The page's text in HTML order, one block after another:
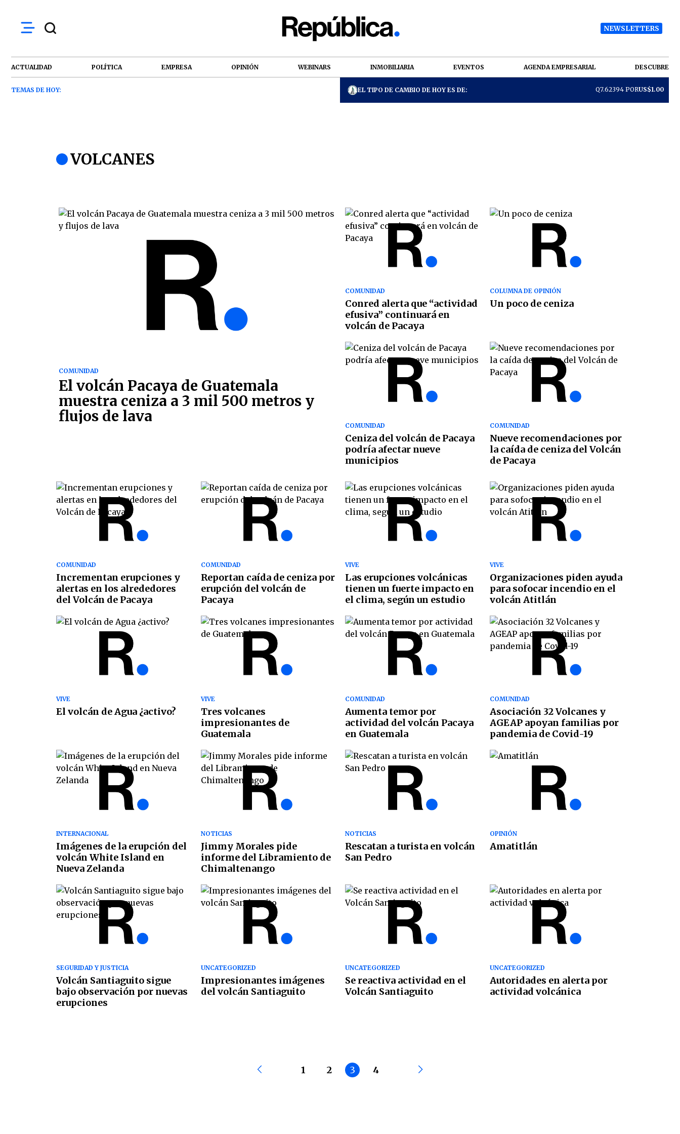
NEWSLETTERS
ACTUALIDAD POLÍTICA EMPRESA OPINIÓN WEBINARS INMOBILIARIA EVENTOS AGENDA EMPRESARIAL DESCUBRE
TEMAS DE HOY: EL TIPO DE CAMBIO DE HOY ES DE: Q7.62394 PORUS$1.00
VOLCANES
COMUNIDAD
El volcán Pacaya de Guatemala
muestra ceniza a 3 mil 500 metros y
flujos de lava
COMUNIDAD
Conred alerta que “actividad
efusiva” continuará en
volcán de Pacaya
COLUMNA DE OPINIÓN
Un poco de ceniza
COMUNIDAD
Ceniza del volcán de Pacaya
podría afectar nueve
municipios
COMUNIDAD
Nueve recomendaciones por
la caída de ceniza del Volcán
de Pacaya
COMUNIDAD
Incrementan erupciones y
alertas en los alrededores
del Volcán de Pacaya
COMUNIDAD
Reportan caída de ceniza por
erupción del volcán de
Pacaya
VIVE
Las erupciones volcánicas
tienen un fuerte impacto en
el clima, según un estudio
VIVE
Organizaciones piden ayuda
para sofocar incendio en el
volcán Atitlán
VIVE
El volcán de Agua ¿activo?
VIVE
Tres volcanes
impresionantes de
Guatemala
COMUNIDAD
Aumenta temor por
actividad del volcán Pacaya
en Guatemala
COMUNIDAD
Asociación 32 Volcanes y
AGEAP apoyan familias por
pandemia de Covid-19
INTERNACIONAL
Imágenes de la erupción del
volcán White Island en
Nueva Zelanda
NOTICIAS
Jimmy Morales pide
informe del Libramiento de
Chimaltenango
NOTICIAS
Rescatan a turista en volcán
San Pedro
OPINIÓN
Amatitlán
SEGURIDAD Y JUSTICIA
Volcán Santiaguito sigue
bajo observación por nuevas
erupciones
UNCATEGORIZED
Impresionantes imágenes
del volcán Santiaguito
UNCATEGORIZED
Se reactiva actividad en el
Volcán Santiaguito
UNCATEGORIZED
Autoridades en alerta por
actividad volcánica
1 2 3 4